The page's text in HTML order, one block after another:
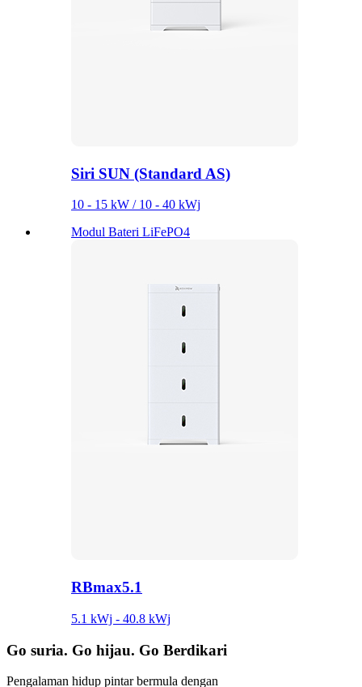
Siri SUN (Standard AS)
10 - 15 kW / 10 - 40 kWj
Modul Bateri LiFePO4
RBmax5.1
5.1 kWj - 40.8 kWj
Go suria. Go hijau. Go Berdikari
Pengalaman hidup pintar bermula dengan